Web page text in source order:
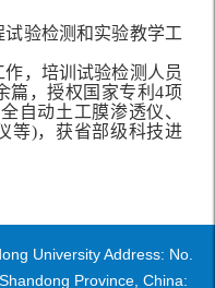
试验检测和实验教学工
，培训试验检测 人员
篇，授权国家专利4项
自动土工膜渗透仪、
等)，获省部级科技进
University Address: No.
Province, China: